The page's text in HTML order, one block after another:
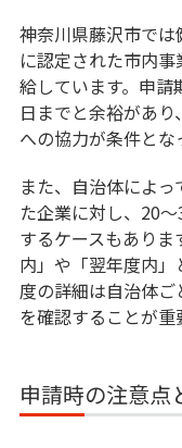
神奈川県藤沢市では
に認定された市内
給しています。申
日までと余裕があ
への協力が条件とな
また、自治体によ
た企業に対し、20
するケースもあり
内」や「翌年度内
度の詳細は自治体
を確認することが重
申請時の注意点